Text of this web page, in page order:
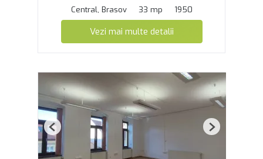
Central, Brasov
33 mp 1950
Vezi mai multe detalii
Previous Next